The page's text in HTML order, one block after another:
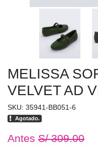
MELISSA
VELVET AD
SKU: 35941-BB051-6
Agotado.
Antes S/ 309.00